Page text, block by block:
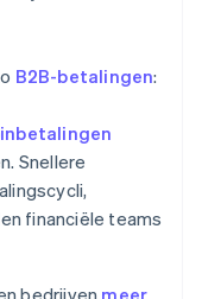
B2B-betalingen:
Snellere
financiële teams